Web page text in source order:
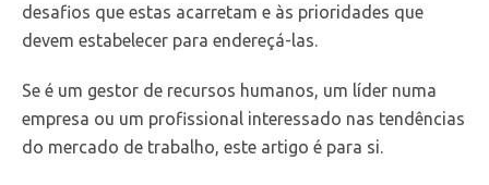
desafios que estas acarretam e às prioridades que
devem estabelecer para endereçá-las.
Se é um gestor de recursos humanos, um líder numa
empresa ou um profissional interessado nas tendências
do mercado de trabalho, este artigo é para si.